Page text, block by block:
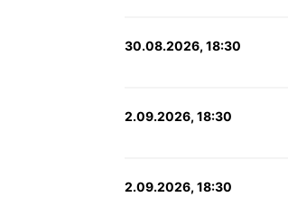
30.08.2026, 18:30
2.09.2026, 18:30
2.09.2026, 18:30